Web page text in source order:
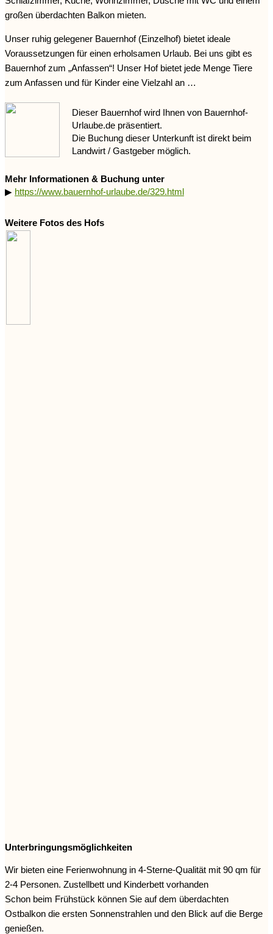
großen überdachten Balkon mieten.
Unser ruhig gelegener Bauernhof (Einzelhof) bietet ideale
Voraussetzungen für einen erholsamen Urlaub. Bei uns gibt es
Bauernhof zum „Anfassen“! Unser Hof bietet jede Menge Tiere
zum Anfassen und für Kinder eine Vielzahl an …
Dieser Bauernhof wird Ihnen von Bauernhof-
Urlaube.de präsentiert.
Die Buchung dieser Unterkunft ist direkt beim
Landwirt / Gastgeber möglich.
Mehr Informationen & Buchung unter
▶ https://www.bauernhof-urlaube.de/329.html
Weitere Fotos des Hofs
Unterbringungsmöglichkeiten
Wir bieten eine Ferienwohnung in 4-Sterne-Qualität mit 90 qm für
2-4 Personen. Zustellbett und Kinderbett vorhanden
Schon beim Frühstück können Sie auf dem überdachten
Ostbalkon die ersten Sonnenstrahlen und den Blick auf die Berge
genießen.